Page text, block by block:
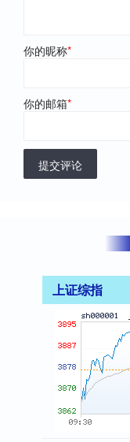
你的昵称*
你的邮箱*
提交评论
上证综指